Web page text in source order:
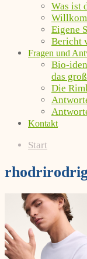
Was ist
Eigene
Bericht
Fragen und
Bio-
das
Die
Kontakt
Start